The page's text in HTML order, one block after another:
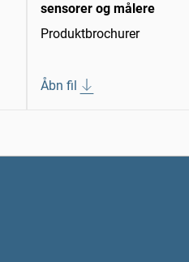
sensorer og målere
Produktbrochurer
Åbn fil